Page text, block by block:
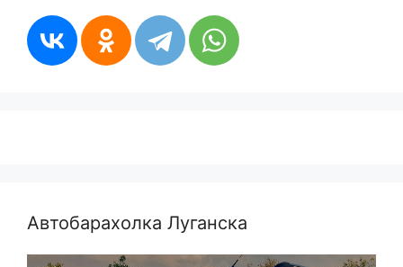
Автобарахолка Луганска